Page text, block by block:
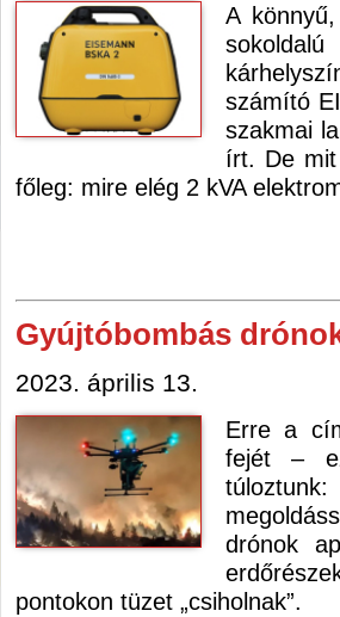
A
számító
szakmai
írt. De
főleg: mire elég 2 kVA
Gyújtóbombás
2023. április 13.
Erre a
fejét –
drónok
pontokon tüzet „csiholnak”.